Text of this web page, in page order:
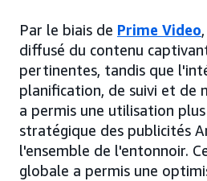
Par le biais de Prime Video
diffusé du contenu
pertinentes, tandis que
planification, de suivi et de
a permis une utilisation
stratégique des publicités
l'ensemble de l'entonnoir.
globale a permis une